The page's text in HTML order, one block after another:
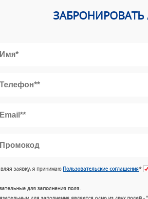
заявку, я принимаю Пользовательские соглашения*
для заполнения поля.